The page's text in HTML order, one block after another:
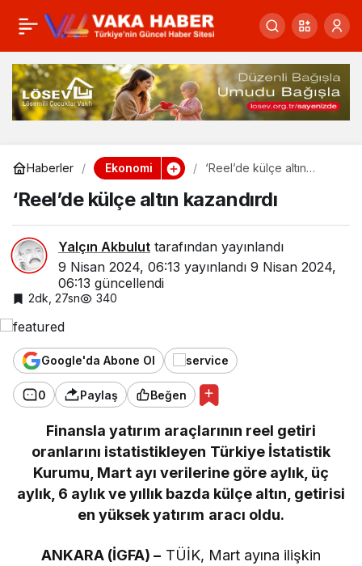
Haberler Ekonomi
‘Reel’de külçe altın
‘Reel’de külçe altın kazandırdı
Yalçın Akbulut tarafından yayınlandı
9 Nisan 2024, 06:13 yayınlandı 9 Nisan 2024,
06:13 güncellendi
2dk, 27sn 340
Google'da Abone Ol
0 Paylaş Beğen
Finansla yatırım araçlarının reel getiri
oranlarını istatistikleyen Türkiye İstatistik
Kurumu, Mart ayı verilerine göre aylık, üç
aylık, 6 aylık ve yıllık bazda külçe altın, getirisi
en yüksek yatırım aracı oldu.
ANKARA (İGFA) – TÜİK, Mart ayına ilişkin
Türkiye-Çin Ekonomik
Forumu 6. kez
düzenlenecek
0 Paylaş